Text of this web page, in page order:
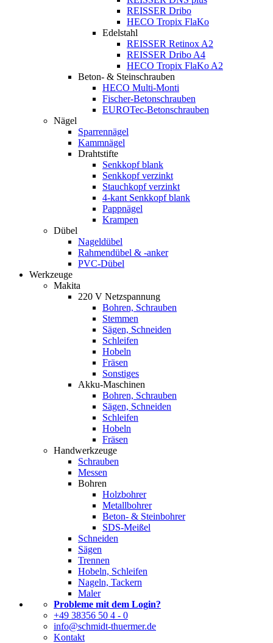
REISSER Dribo
HECO Tropix FlaKo
Edelstahl
REISSER Retinox A2
REISSER Dribo A4
HECO Tropix FlaKo A2
Beton- & Steinschrauben
HECO Multi-Monti
Fischer-Betonschrauben
EUROTec-Betonschrauben
Nägel
Sparrennägel
Kammnägel
Drahtstifte
Senkkopf blank
Senkkopf verzinkt
Stauchkopf verzinkt
4-kant Senkkopf blank
Pappnägel
Krampen
Dübel
Nageldübel
Rahmendübel & -anker
PVC-Dübel
Werkzeuge
Makita
220 V Netzspannung
Bohren, Schrauben
Stemmen
Sägen, Schneiden
Schleifen
Hobeln
Fräsen
Sonstiges
Akku-Maschinen
Bohren, Schrauben
Sägen, Schneiden
Schleifen
Hobeln
Fräsen
Handwerkzeuge
Schrauben
Messen
Bohren
Holzbohrer
Metallbohrer
Beton- & Steinbohrer
SDS-Meißel
Schneiden
Sägen
Trennen
Hobeln, Schleifen
Nageln, Tackern
Maler
Probleme mit dem Login?
+49 38356 50 4 - 0
info@schmidt-thuermer.de
Kontakt